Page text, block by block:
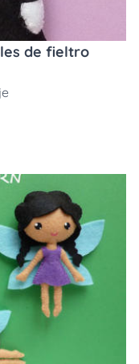
de fieltro